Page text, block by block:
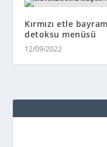
Kırmızı etle
detoksu menüsü
12/09/2022